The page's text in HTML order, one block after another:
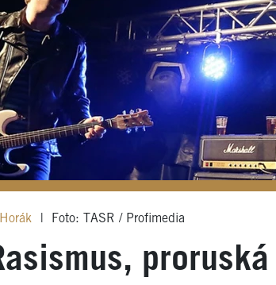
Foto: TASR / Profimedia
proruská